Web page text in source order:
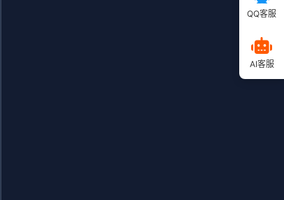
QQ客服
AI客服